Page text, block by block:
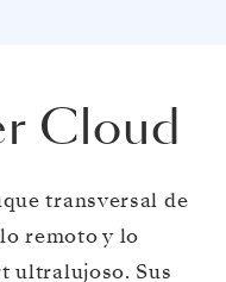
Cloud
transversal de
remoto y lo
ultralujoso. Sus